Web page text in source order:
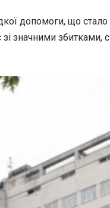
допомоги, що стало
значними